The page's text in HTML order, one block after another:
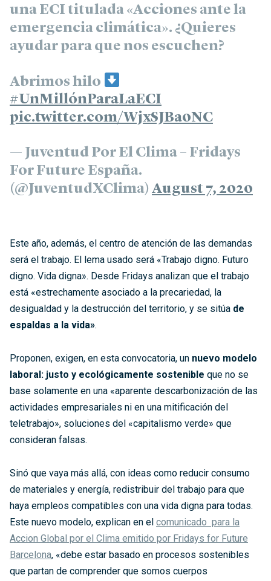
una ECI titulada «Acciones ante la
emergencia climática». ¿Quieres
ayudar para que nos escuchen?
Abrimos hilo
#UnMillónParaLaECI
pic.twitter.com/WjxSJBa0NC
— Juventud Por El Clima – Fridays
For Future España.
(@JuventudXClima) August 7, 2020
Este año, además, el centro de atención de las demandas
será el trabajo. El lema usado será «Trabajo digno. Futuro
digno. Vida digna». Desde Fridays analizan que el trabajo
está «estrechamente asociado a la precariedad, la
desigualdad y la destrucción del territorio, y se sitúa de
espaldas a la vida».
Proponen, exigen, en esta convocatoria, un nuevo modelo
laboral: justo y ecológicamente sostenible que no se
base solamente en una «aparente descarbonización de las
actividades empresariales ni en una mitificación del
teletrabajo», soluciones del «capitalismo verde» que
consideran falsas.
Sinó que vaya más allá, con ideas como reducir consumo
de materiales y energía, redistribuir del trabajo para que
haya empleos compatibles con una vida digna para todas.
Este nuevo modelo, explican en el comunicado para la
Accion Global por el Clima emitido por Fridays for Future
Barcelona, «debe estar basado en procesos sostenibles
que partan de comprender que somos cuerpos